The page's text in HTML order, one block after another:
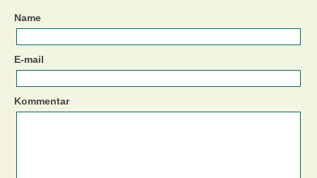
Name
E-mail
Kommentar